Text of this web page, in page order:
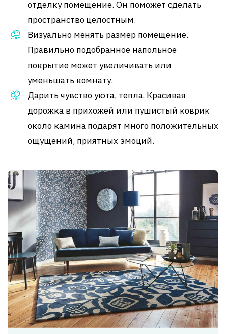
отделку помещение. Он поможет сделать
пространство целостным.
Визуально менять размер помещение.
Правильно подобранное напольное
покрытие может увеличивать или
уменьшать комнату.
Дарить чувство уюта, тепла. Красивая
дорожка в прихожей или пушистый коврик
около камина подарят много положительных
ощущений, приятных эмоций.